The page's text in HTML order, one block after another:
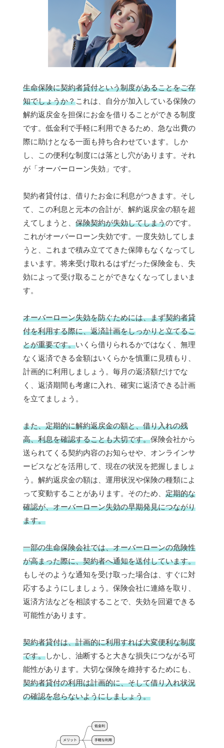
生命保険に契約者貸付という制度があることをご存
知でしょうか？これは、自分が加入している保険の
解約返戻金を担保にお金を借りることができる制度
です。低金利で手軽に利用できるため、急な出費の
際に助けとなる一面も持ち合わせています。しか
し、この便利な制度には落とし穴があります。それ
が「オーバーローン失効」です。
契約者貸付は、借りたお金に利息がつきます。そし
て、この利息と元本の合計が、解約返戻金の額を超
えてしまうと、 保険契約が失効してしまうのです。
これがオーバーローン失効です。一度失効してしま
うと、これまで積み立ててきた保障もなくなってし
まいます。将来受け取れるはずだった保険金も、失
効によって受け取ることができなくなってしまいま
す。
オーバーローン失効を防ぐためには、まず契約者貸
付を利用する際に、返済計画をしっかりと立てるこ
とが重要です。いくら借りられるかではなく、無理
なく返済できる金額はいくらかを慎重に見積もり、
計画的に利用しましょう。毎月の返済額だけでな
く、返済期間も考慮に入れ、確実に返済できる計画
を立てましょう。
また、定期的に解約返戻金の額と、借り入れの残
高、利息を確認することも大切です。保険会社から
送られてくる契約内容のお知らせや、オンラインサ
ービスなどを活用して、現在の状況を把握しましょ
う。解約返戻金の額は、運用状況や保険の種類によ
って変動することがあります。そのため、 定期的な
確認が、オーバーローン失効の早期発見につながり
ます。
一部の生命保険会社では、オーバーローンの危険性
が高まった際に、契約者へ通知を送付しています。
もしそのような通知を受け取った場合は、すぐに対
応するようにしましょう。保険会社に連絡を取り、
返済方法などを相談することで、失効を回避できる
可能性があります。
契約者貸付は、計画的に利用すれば大変便利な制度
です。しかし、油断すると大きな損失につながる可
能性があります。大切な保険を維持するためにも、
契約者貸付の利用は計画的に、そして借り入れ状況
の確認を怠らないようにしましょう。